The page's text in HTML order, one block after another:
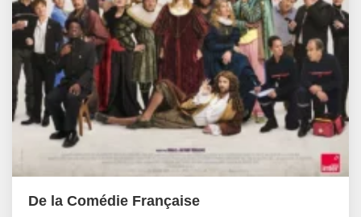
De la Comédie Française